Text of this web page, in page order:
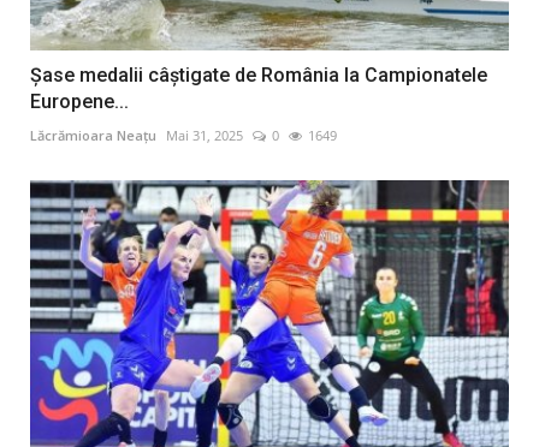
Șase medalii câștigate de România la Campionatele
Europene...
Lăcrămioara Neațu Mai 31, 2025 0 1649